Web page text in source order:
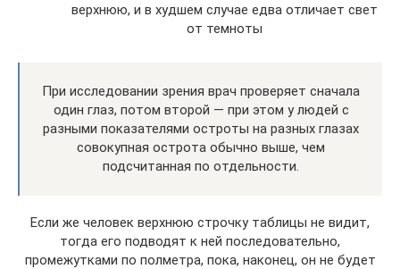
верхнюю, и в худшем случае едва отличает свет
от темноты
При исследовании зрения врач проверяет сначала
один глаз, потом второй — при этом у людей с
разными показателями остроты на разных глазах
совокупная острота обычно выше, чем
подсчитанная по отдельности.
Если же человек верхнюю строчку таблицы не видит,
тогда его подводят к ней последовательно,
промежутками по полметра, пока, наконец, он не будет